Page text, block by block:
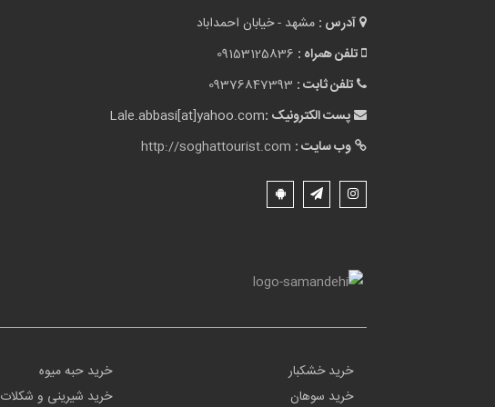
آدرس : مشهد - خیابان احمداباد
تلفن همراه : 09153125836
تلفن ثابت : 09376847393
پست الکترونیک :Lale.abbasi[at]yahoo.com
وب سایت : http://soghattourist.com
خرید خشکبار خرید حبه میوه
خرید سوهان
خرید شیرینی و شکلات